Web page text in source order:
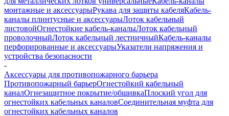
монтажные и аксессуарыРукава для защиты кабеляКабель-
каналы плинтусные и аксессуарыЛоток кабельный
листовойОгнестойкие кабель-каналыЛоток кабельный
проволочныйЛоток кабельный лестничныйКабель-каналы
перфорированные и аксессуарыУказатели напряжения и
устройства безопасности
-
Аксессуары для противопожарного барьера
Противопожарный барьерОгнестойкий кабельный
каналОгнезащитное покрытие/обшивкаПлоский угол для
огнестойких кабельных каналовСоединительная муфта для
огнестойких кабельных каналов